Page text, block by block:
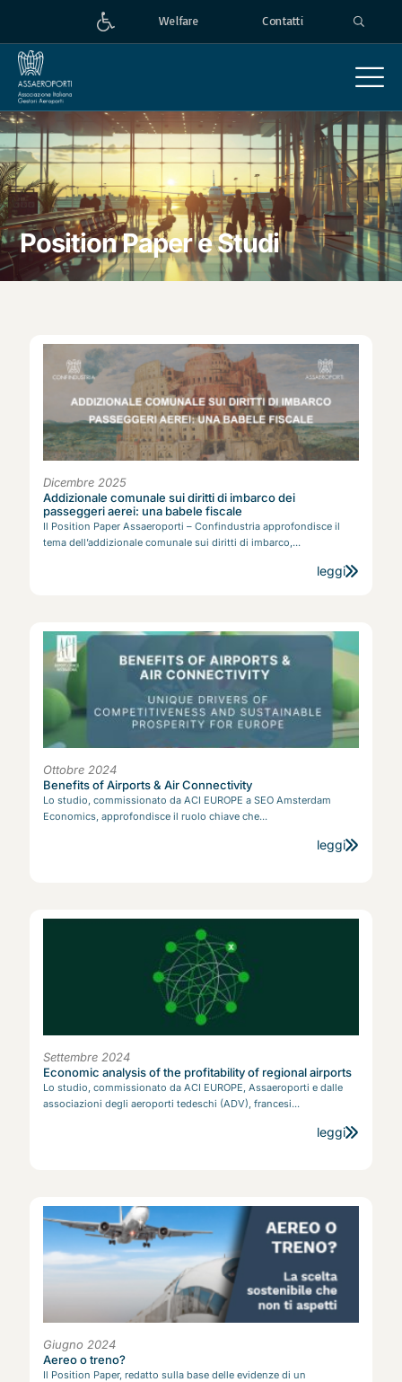
Welfare Contatti
Position Paper e Studi
Dicembre 2025
Addizionale comunale sui diritti di imbarco dei
passeggeri aerei: una babele fiscale
Il Position Paper Assaeroporti – Confindustria approfondisce il
tema dell’addizionale comunale sui diritti di imbarco,...
leggi
Ottobre 2024
Benefits of Airports & Air Connectivity
Lo studio, commissionato da ACI EUROPE a SEO Amsterdam
Economics, approfondisce il ruolo chiave che...
leggi
Settembre 2024
Economic analysis of the profitability of regional airports
Lo studio, commissionato da ACI EUROPE, Assaeroporti e dalle
associazioni degli aeroporti tedeschi (ADV), francesi...
leggi
Giugno 2024
Aereo o treno?
Il Position Paper, redatto sulla base delle evidenze di un